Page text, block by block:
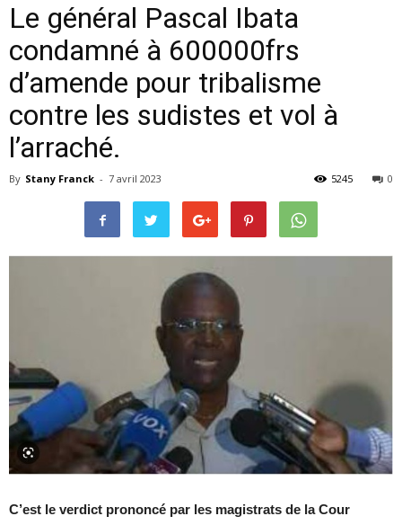
Le général Pascal Ibata
condamné à 600000frs
d’amende pour tribalisme
contre les sudistes et vol à
l’arraché.
By Stany Franck - 7 avril 2023 0
5245
C’est le verdict prononcé par les magistrats de la Cour